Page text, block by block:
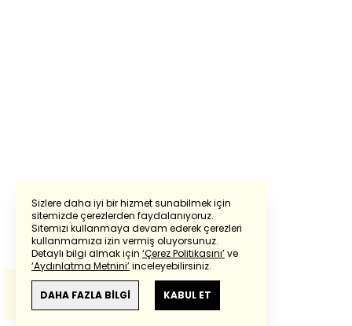
Sizlere daha iyi bir hizmet sunabilmek için
sitemizde çerezlerden faydalanıyoruz.
Sitemizi kullanmaya devam ederek çerezleri
kullanmamıza izin vermiş oluyorsunuz.
Detaylı bilgi almak için ‘Çerez Politikasını’ve
‘Aydınlatma Metnini’inceleyebilirsiniz.
DAHA FAZLA BİLGİ KABUL ET
Powered by Translate
Bu çevirideGoogle Transletekullanılmıştır.
Anlam ve çeviri hatalarından
haberturk.com
sorumlu değildir.